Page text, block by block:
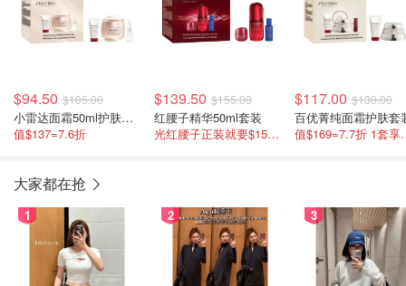
$94.50 $105.00
小雷达面霜50ml护肤套装
值$137=7.6折
$139.50 $155.00
红腰子精华50ml套装
光红腰子正装就要$155 实际价值$195
$117.00 $130.00
百优菁纯面霜护肤套
值
大家都在抢
1 2 3